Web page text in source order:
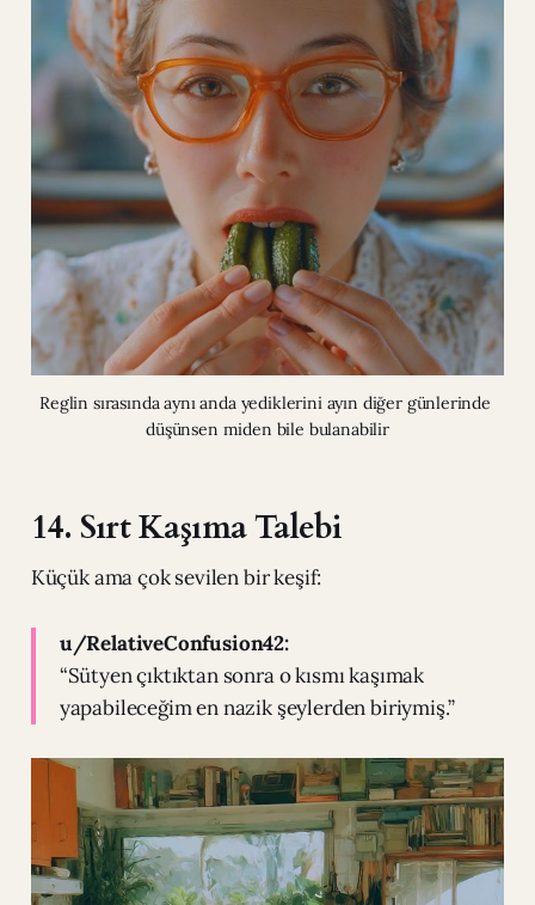
Reglin sırasında aynı anda yediklerini ayın diğer günlerinde
düşünsen miden bile bulanabilir
14. Sırt Kaşıma Talebi
Küçük ama çok sevilen bir keşif:
u/RelativeConfusion42:
“Sütyen çıktıktan sonra o kısmı kaşımak
yapabileceğim en nazik şeylerden biriymiş.”